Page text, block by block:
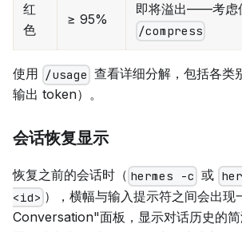
红
色
≥ 95%
即将溢出——考虑
/compress
使用 /usage 查看详细分解，包括各类
输出 token）。
会话恢复显示
恢复之前的会话时（ hermes -c 或
<id> ），横幅与输入提示符之间会出
Conversation"面板，显示对话历史的